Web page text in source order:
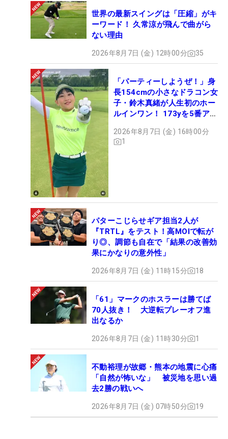
世界の最新スイングは「圧縮」がキ
ーワード！ 久常涼が飛んで曲がら
ない理由
2026年8月7日 (金) 12時00分 35
「パーティーしようぜ！」身
長154cmの小さなドラコン女
子・鈴木真緒が人生初のホー
ルインワン！ 173yを5番アイ
2026年8月7日 (金) 16時00分
1
パターこじらせギア担当2人が
『TRTL』をテスト！高MOIで転が
り◎、調節も自在で「結果の改善効
果にかなりの意外性」
2026年8月7日 (金) 11時15分 18
「61」マークのホスラーは勝てば
70人抜き！ 大逆転プレーオフ進
出なるか
2026年8月7日 (金) 11時30分 1
不動裕理が故郷・熊本の地震に心痛
「自然が怖いな」 被災地を思い過
去2勝の戦いへ
2026年8月7日 (金) 07時50分 19